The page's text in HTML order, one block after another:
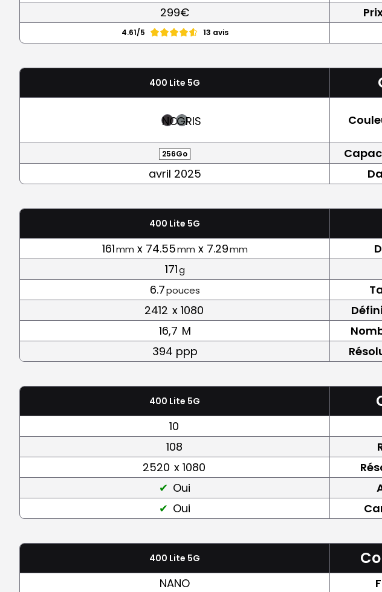
299€
4.61/5 13 avis
400 Lite 5G
NOIRGRIS
256Go
avril 2025
400 Lite 5G
161mm x 74.55mm x 7.29mm
171g
6.7pouces
2412 x 1080
16,7 M
394 ppp
400 Lite 5G
10
108
2520 x 1080
Oui
Oui
400 Lite 5G
NANO